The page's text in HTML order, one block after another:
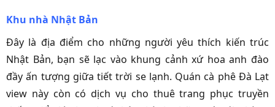
Khu nhà Nhật Bản
Đây là địa điểm cho những người yêu thích kiến trúc
Nhật Bản, bạn sẽ lạc vào khung cảnh xứ hoa anh đào
đầy ấn tượng giữa tiết trời se lạnh. Quán cà phê Đà Lạt
view này còn có dịch vụ cho thuê trang phục truyền